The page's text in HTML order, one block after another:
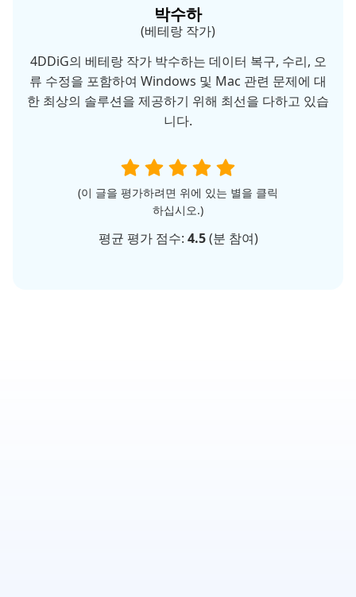
박수하
(베테랑 작가)
4DDiG의 베테랑 작가 박수하는 데이터 복구, 수리, 오
류 수정을 포함하여 Windows 및 Mac 관련 문제에 대
한 최상의 솔루션을 제공하기 위해 최선을 다하고 있습
니다.
(이 글을 평가하려면 위에 있는 별을 클릭
하십시오.)
평균 평가 점수: 4.5(분 참여)